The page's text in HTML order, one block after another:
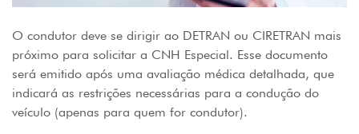
O condutor deve se dirigir ao DETRAN ou CIRETRAN mais
próximo para solicitar a CNH Especial. Esse documento
será emitido após uma avaliação médica detalhada, que
indicará as restrições necessárias para a condução do
veículo (apenas para quem for condutor).